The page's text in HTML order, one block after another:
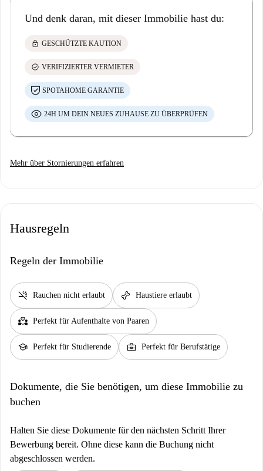
Und denk daran, mit dieser Immobilie hast du:
lock GESCHÜTZTE KAUTION
check_circle VERIFIZIERTER VERMIETER
SPOTAHOME GARANTIE
24H UM DEIN NEUES ZUHAUSE ZU ÜBERPRÜFEN
Mehr über Stornierungen erfahren
Hausregeln
Regeln der Immobilie
smoke_free Rauchen nicht erlaubt pet_supplies Haustiere erlaubt
partner_heart Perfekt für Aufenthalte von Paaren
school Perfekt für Studierende business_center Perfekt für Berufstätige
Dokumente, die Sie benötigen, um diese Immobilie zu
buchen
Halten Sie diese Dokumente für den nächsten Schritt Ihrer
Bewerbung bereit. Ohne diese kann die Buchung nicht
abgeschlossen werden.